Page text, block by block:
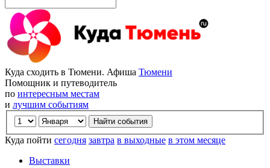
Куда сходить в Тюмени. Афиша Тюмени
Помощник и путеводитель
по интересным местам
и лучшим событиям
Куда пойти сегодня завтра в выходные в этом месяце
Выставки